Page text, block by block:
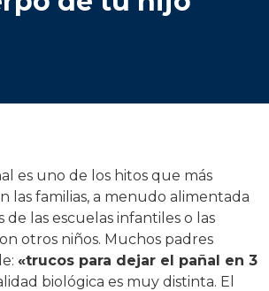
es uno de los hitos que más
las familias, a menudo alimentada
de las escuelas infantiles o las
otros niños. Muchos padres
«trucos para dejar el pañal en 3
biológica es muy distinta. El